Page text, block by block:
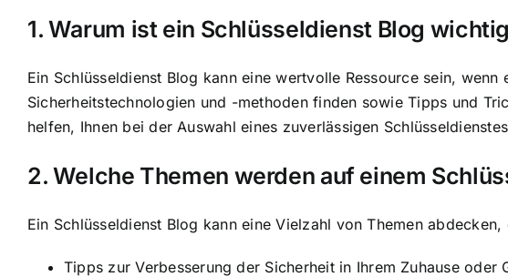
1. Warum ist ein Schlüsseldienst Blog
Ein Schlüsseldienst Blog kann eine wertvolle Ressource sein,
Sicherheitstechnologien und -methoden finden sowie Tipps und
helfen, Ihnen bei der Auswahl eines zuverlässigen
2. Welche Themen werden auf einem
Ein Schlüsseldienst Blog kann eine Vielzahl von Themen
Tipps zur Verbesserung der Sicherheit in Ihrem Zuhause oder